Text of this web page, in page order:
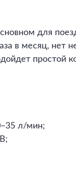
для
в месяц, нет
простой
л/мин;